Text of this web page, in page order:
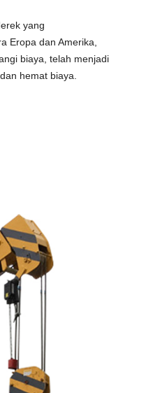
yang
Eropa dan Amerika,
biaya, telah menjadi
hemat biaya.